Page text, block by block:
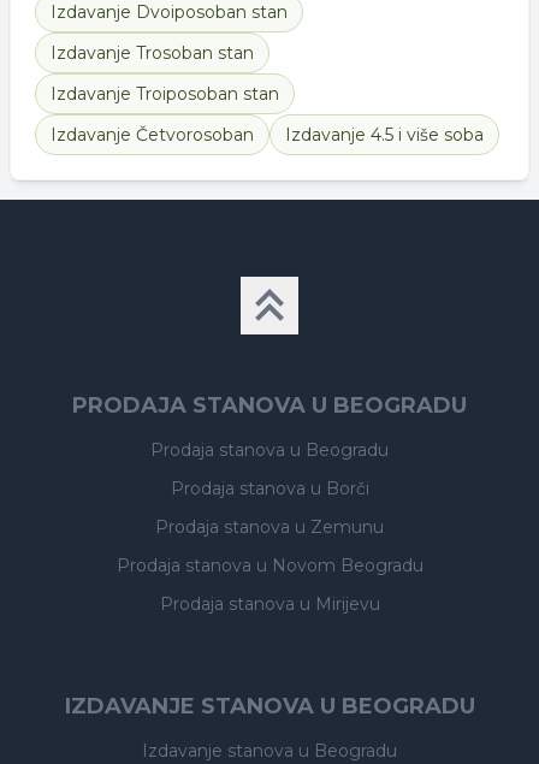
Izdavanje Dvoiposoban stan
Izdavanje Trosoban stan
Izdavanje Troiposoban stan
Izdavanje Četvorosoban Izdavanje 4.5 i više soba
PRODAJA STANOVA U BEOGRADU
Prodaja stanova u Beogradu
Prodaja stanova u Borči
Prodaja stanova u Zemunu
Prodaja stanova u Novom Beogradu
Prodaja stanova u Mirijevu
IZDAVANJE STANOVA U BEOGRADU
Izdavanje stanova u Beogradu